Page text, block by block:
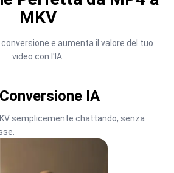
MKV
e aumenta il valore del tuo
video con l'IA.
IA
semplicemente chattando, senza